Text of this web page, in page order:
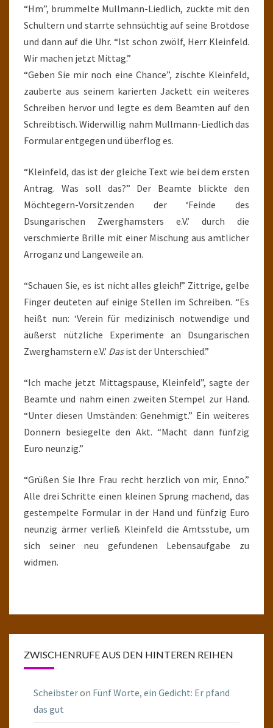
“Hm”, brummelte Mullmann-Liedlich, zuckte mit den
Schultern und starrte sehnsüchtig auf seine Brotdose
und dann auf die Uhr. “Ist schon zwölf, Herr Kleinfeld.
Wir machen jetzt Mittag.”
“Geben Sie mir noch eine Chance”, zischte Kleinfeld,
zauberte aus seinem karierten Jackett ein weiteres
Schreiben hervor und legte es dem Beamten auf den
Schreibtisch. Widerwillig nahm Mullmann-Liedlich das
Formular entgegen und überflog es.
“Kleinfeld, das ist der gleiche Text wie bei dem ersten
Antrag. Was soll das?” Der Beamte blickte den
Möchtegern-Vorsitzenden der ‘Feinde des
Dsungarischen Zwerghamsters e.V.’ durch die
verschmierte Brille mit einer Mischung aus amtlicher
Arroganz und Langeweile an.
“Schauen Sie, es ist nicht alles gleich!” Zittrige, gelbe
Finger deuteten auf einige Stellen im Schreiben. “Es
heißt nun: ‘Verein für medizinisch notwendige und
äußerst nützliche Experimente an Dsungarischen
Zwerghamstern e.V.’ Dasist der Unterschied.”
“Ich mache jetzt Mittagspause, Kleinfeld”, sagte der
Beamte und nahm einen zweiten Stempel zur Hand.
“Unter diesen Umständen: Genehmigt.” Ein weiteres
Donnern besiegelte den Akt. “Macht dann fünfzig
Euro neunzig.”
“Grüßen Sie Ihre Frau recht herzlich von mir, Enno.”
Alle drei Schritte einen kleinen Sprung machend, das
gestempelte Formular in der Hand und fünfzig Euro
neunzig ärmer verließ Kleinfeld die Amtsstube, um
sich seiner neu gefundenen Lebensaufgabe zu
widmen.
ZWISCHENRUFE AUS DEN HINTEREN REIHEN
Scheibsteron Fünf Worte, ein Gedicht: Er pfand
das gut